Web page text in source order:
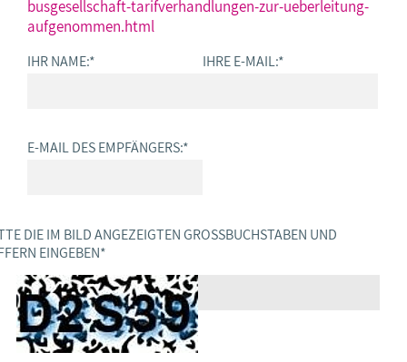
busgesellschaft-tarifverhandlungen-zur-ueberleitung-
aufgenommen.html
IHR NAME:* IHRE E-MAIL:*
E-MAIL DES EMPFÄNGERS:*
DIE IM BILD ANGEZEIGTEN GROSSBUCHSTABEN UND Z
EINGEBEN *